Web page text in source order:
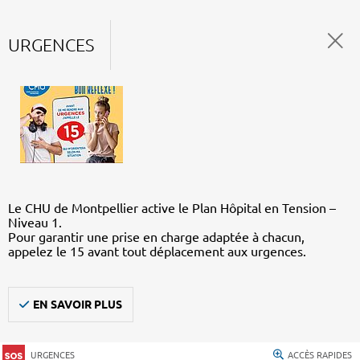
URGENCES
Le CHU de Montpellier active le Plan Hôpital en Tension –
Niveau 1.
Pour garantir une prise en charge adaptée à chacun,
appelez le 15 avant tout déplacement aux urgences.
EN SAVOIR PLUS
URGENCES ACCÈS RAPIDES